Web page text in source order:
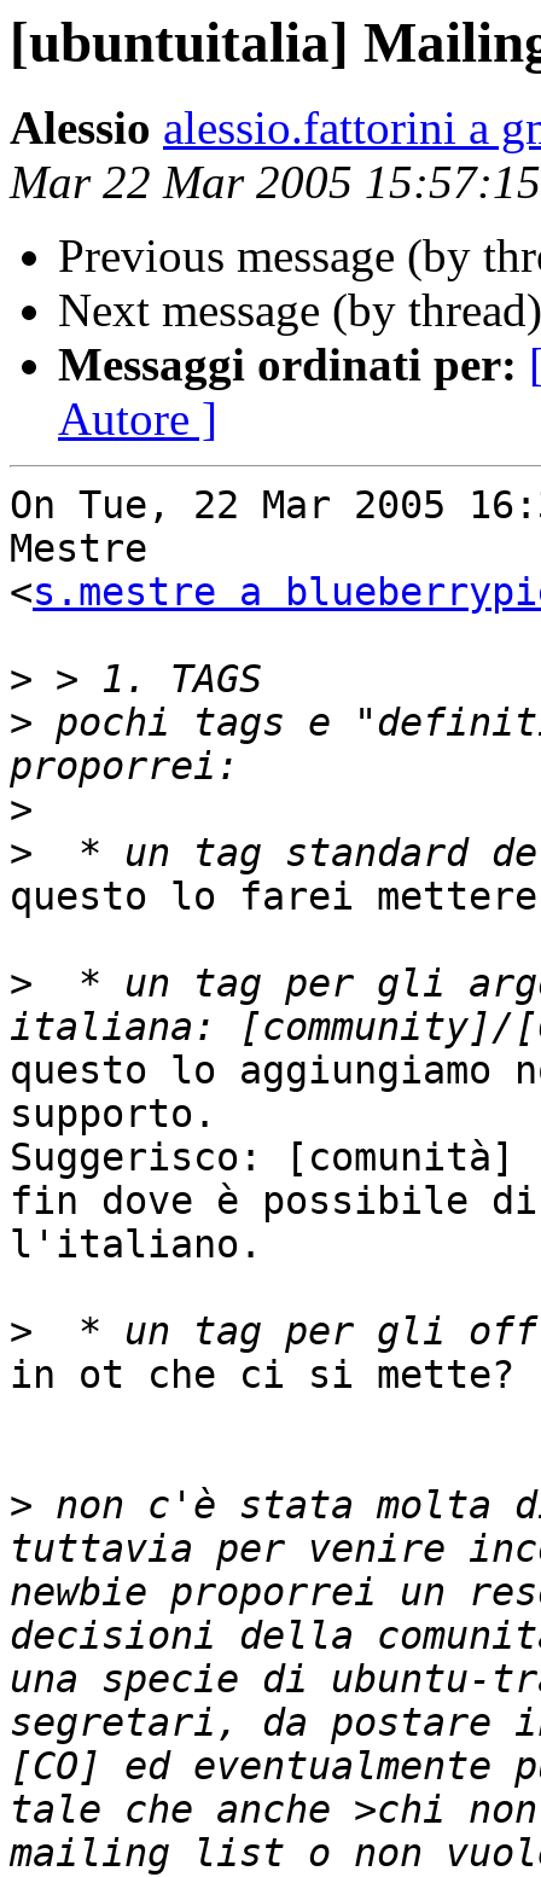
[ubuntuitalia]
Alessio alessio.fattorini a
Mar 22 Mar 2005
Previous message (by
Next message (by
Messaggi ordinati per:
Autore ]
On Tue, 22 Mar 2005
Mestre
<s.mestre a
>
> pochi tags e
>
>
questo lo farei
>
* un tag per gli
questo lo
supporto.
Suggerisco: [comunità]
fin dove è possibile
l'italiano.
>
in ot che ci si mette?
> non c'è stata molta
tuttavia per venire
newbie proporrei un
decisioni della
una specie di
segretari, da
[CO] ed
tale che anche >chi
mailing list o non